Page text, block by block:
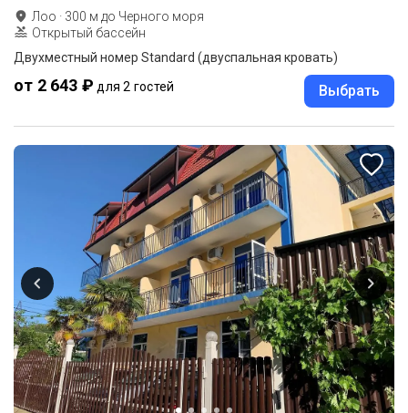
Лоо · 300 м до Черного моря
Открытый бассейн
Двухместный номер Standard (двуспальная кровать)
от 2 643 ₽ для 2 гостей Выбрать